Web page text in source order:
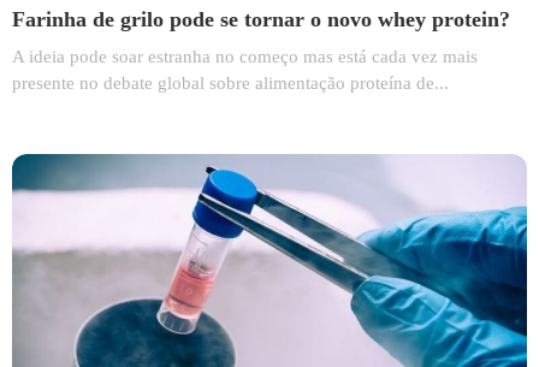
Farinha de grilo pode se tornar o novo whey protein?
A ideia pode soar estranha no começo mas está cada vez mais
presente no debate global sobre alimentação proteína de...